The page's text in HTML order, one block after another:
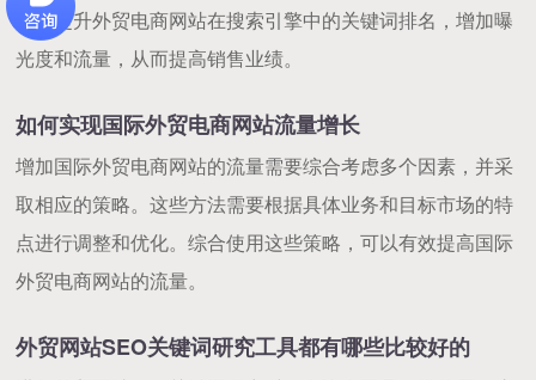
帮助提升外贸电商网站在搜索引擎中的关键词排名，增加曝
光度和流量，从而提高销售业绩。
如何实现国际外贸电商网站流量增长
增加国际外贸电商网站的流量需要综合考虑多个因素，并采
取相应的策略。这些方法需要根据具体业务和目标市场的特
点进行调整和优化。综合使用这些策略，可以有效提高国际
外贸电商网站的流量。
外贸网站SEO关键词研究工具都有哪些比较好的